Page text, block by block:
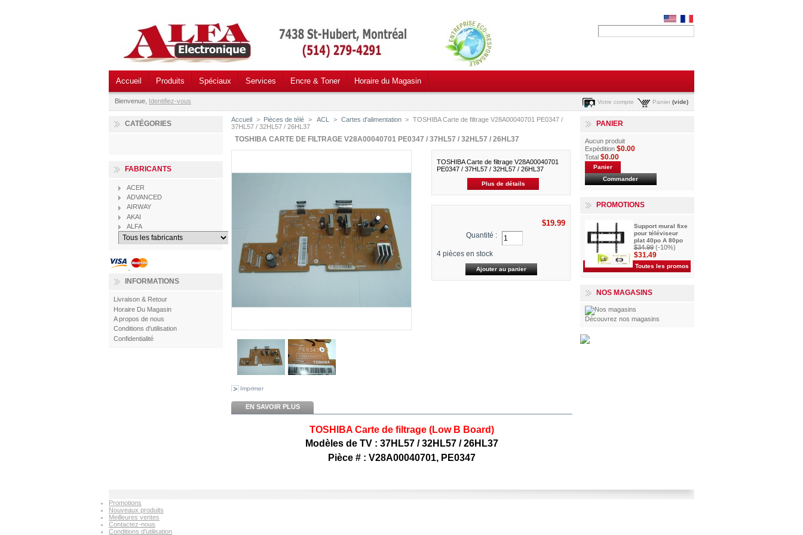
Accueil Produits Spéciaux Services Encre & Toner Horaire du Magasin
Bienvenue, Identifiez-vous Panier (vide)
Votre compte
CATÉGORIES
FABRICANTS
ACER
ADVANCED
AIRWAY
AKAI
ALFA
INFORMATIONS
Livraison & Retour
Horaire Du Magasin
A propos de nous
Conditions d'utilisation
Confidentialité
Accueil > Pièces de télé > ACL > Cartes d'alimentation > TOSHIBA Carte de filtrage V28A00040701 PE0347 /
37HL57 / 32HL57 / 26HL37
TOSHIBA CARTE DE FILTRAGE V28A00040701 PE0347 / 37HL57 / 32HL57 / 26HL37
Imprimer
TOSHIBA Carte de filtrage V28A00040701
PE0347 / 37HL57 / 32HL57 / 26HL37
Plus de détails
$19.99
Quantité :
4 pièces en stock
EN SAVOIR PLUS
TOSHIBA Carte de filtrage (Low B Board)
Modèles de TV : 37HL57 / 32HL57 / 26HL37
Pièce # : V28A00040701, PE0347
PANIER
Aucun produit
Expédition $0.00
Total $0.00
Panier
Commander
PROMOTIONS
Support mural fixe
pour téléviseur
plat 40po A 80po
$34.99 (-10%)
$31.49
Toutes les promos
NOS MAGASINS
Découvrez nos magasins
Promotions
Nouveaux produits
Meilleures ventes
Contactez-nous
Conditions d'utilisation